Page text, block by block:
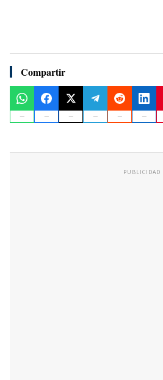
Compartir
PUBLICIDAD